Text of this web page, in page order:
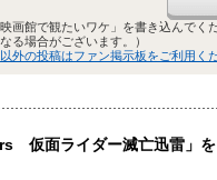
映画館で観たいワケ」を書き込んで
る場合がございます。）
外の投稿はファン掲示板をご利用く
仮面ライダー滅亡迅雷」を